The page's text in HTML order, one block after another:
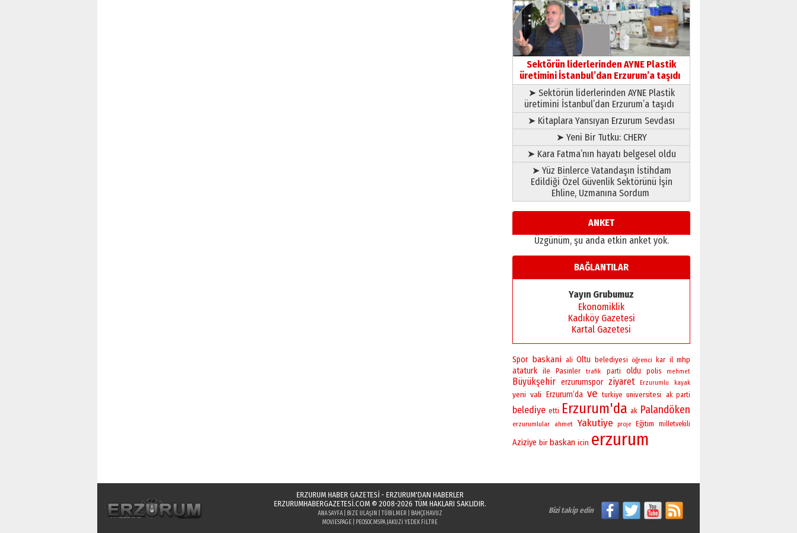
çıtayı yukarı taşırken,
yönetimdekiler aşağı
çekmemeli!
17 Şubat 2026 SalıOrhan BOZKURT
Bir fotoğraf, bir şehir, bir
gazeteci… Dizginler kimin
elinde?
31 Mart 2026 Salı
A. Berhan Yılmaz
BİR BÖLÜM DEĞİL, BİR ÖMÜR
SEÇİYORSUNUZ… “NEDEN
ATATÜRK ÜNİVERSİTESİ?”
28 Temmuz 2026 Salı
Ahmet Gökhan YAZICI
Ahmed Yesevi’den bir
Alperen… ”Reisimiz” idi…
Hakka yürüdü.!
26 Mart 2026 Perşembe
Ardında bıraktığı hatıralarıyla
13 Mayıs 2026 Çarşamba
Esat BİNDESEN
Başkan Sekmen’den Erzurum’a
bir vizyon proje daha!
02 Ağustos 2026 Pazar
Sektörün liderlerinden AYNE Plastik
üretimini İstanbul’dan Erzurum’a taşıdı
➤ Sektörün liderlerinden AYNE Plastik
üretimini İstanbul’dan Erzurum’a taşıdı
➤ Kitaplara Yansıyan Erzurum Sevdası
➤ Yeni Bir Tutku: CHERY
➤ Kara Fatma’nın hayatı belgesel oldu
➤ Yüz Binlerce Vatandaşın İstihdam
Edildiği Özel Güvenlik Sektörünü İşin
Ehline, Uzmanına Sordum
ANKET
Üzgünüm, şu anda etkin anket yok.
BAĞLANTILAR
Yayın Grubumuz
Ekonomiklik
Kadıköy Gazetesi
Kartal Gazetesi
Spor baskani ali Oltu belediyesi öğrenci kar il mhp
ataturk ile Pasinler trafik parti oldu polis mehmet
Büyükşehir erzurumspor ziyaret Erzurumlu kayak
yeni vali Erzurum’da ve turkiye universitesi ak parti
belediye etti Erzurum'da ak Palandöken
erzurumlular ahmet Yakutiye proje Eğitim milletvekili
Aziziye bir baskan icin erzurum
ERZURUM HABER GAZETESİ - ERZURUM'DAN HABERLER
ERZURUMHABERGAZETESI.COM© 2008-2026 TÜM HAKLARI SAKLIDIR.
ANA SAYFA| BIZE ULAŞIN TÜBILMER
BAHÇEHAVUZ
MOVIESPAGE
PEOSOCMSPA JAKUZI YEDEK FILTRE
Bizi takip edin